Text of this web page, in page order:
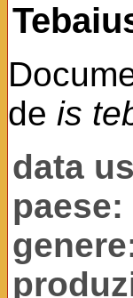
de is
data
paese: